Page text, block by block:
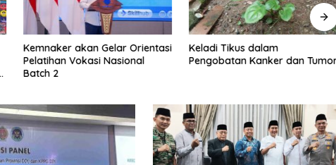
Keladi Tikus dalam
Pengobatan Kanker dan Tumor
Buka Puasa Bersama di
Yogyakarta, Humoriezt